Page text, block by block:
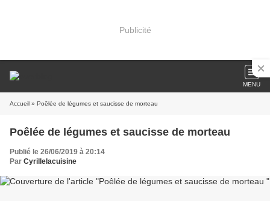
Publicité
MENU
Accueil » Poêlée de légumes et saucisse de morteau
Poêlée de légumes et saucisse de morteau
Publié le 26/06/2019 à 20:14
Par Cyrillelacuisine